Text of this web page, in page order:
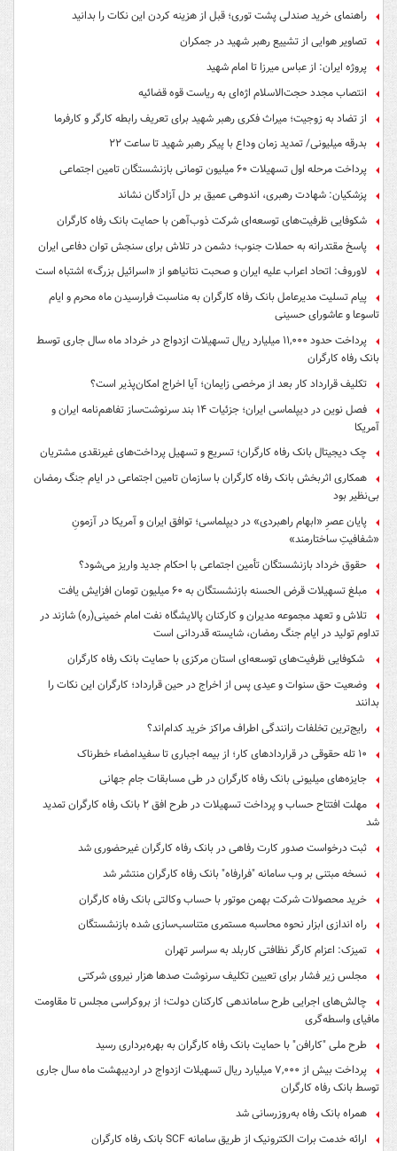
راهنمای خرید صندلی پشت توری؛ قبل از هزینه کردن این نکات را بدانید
تصاویر هوایی از تشییع رهبر شهید در جمکران
پروژه ایران: از عباس میرزا تا امام شهید
انتصاب مجدد حجت‌الاسلام اژه‌ای به ریاست قوه‌ قضائیه
از تضاد به زوجیت؛ میراث فکری رهبر شهید برای تعریف رابطه کارگر و کارفرما
بدرقه میلیونی/ تمدید زمان وداع با پیکر رهبر شهید تا ساعت ۲۲
پرداخت مرحله اول تسهیلات ۶۰ میلیون تومانی بازنشستگان تامین اجتماعی
پزشکیان: شهادت رهبری، اندوهی عمیق بر دل آزادگان نشاند
شکوفایی ظرفیت‌های توسعه‌ای شرکت ذوب‌آهن با حمایت‌ بانک رفاه کارگران
پاسخ مقتدرانه به حملات جنوب؛ دشمن در تلاش برای سنجش توان دفاعی ایران
لاوروف: اتحاد اعراب علیه ایران و صحبت نتانیاهو از «اسرائیل بزرگ» اشتباه است
پیام تسلیت مدیرعامل بانک رفاه کارگران به مناسبت فرارسیدن ماه محرم و ایام
تاسوعا و عاشورای حسینی
پرداخت حدود ۱۱,۰۰۰ میلیارد ریال تسهیلات ازدواج در خرداد ماه سال جاری توسط
بانک رفاه کارگران
تکلیف قرارداد کار بعد از مرخصی زایمان؛ آیا اخراج امکان‌پذیر است؟
فصل نوین در دیپلماسی ایران؛ جزئیات ۱۴ بند سرنوشت‌ساز تفاهم‌نامه ایران و
آمریکا
چک دیجیتال بانک رفاه کارگران؛ تسریع و تسهیل پرداخت‌های غیرنقدی مشتریان
همکاری اثربخش بانک رفاه کارگران با سازمان تامین اجتماعی در ایام جنگ رمضان
بی‌نظیر بود
پایان عصرِ «ابهام راهبردی» در دیپلماسی؛ توافق ایران و آمریکا در آزمونِ
«شفافیتِ ساختارمند»
حقوق خرداد بازنشستگان تأمین اجتماعی با احکام جدید واریز می‌شود؟
مبلغ تسهیلات قرض الحسنه بازنشستگان به ۶۰ میلیون تومان افزایش یافت
تلاش و تعهد مجموعه مدیران و کارکنان پالایشگاه نفت امام خمینی(ره) شازند در
تداوم تولید در ایام جنگ رمضان، شایسته قدردانی است
شکوفایی ظرفیت‌های توسعه‌ای استان مرکزی با حمایت بانک رفاه کارگران
وضعیت حق سنوات و عیدی پس از اخراج در حین قرارداد؛ کارگران این نکات را
بدانند
رایج‌ترین تخلفات رانندگی اطراف مراکز خرید کدام‌اند؟
۱۰ تله حقوقی در قراردادهای کار؛ از بیمه اجباری تا سفیدامضاء خطرناک
جایزه‌های میلیونی بانک رفاه کارگران در طی مسابقات جام جهانی
مهلت افتتاح حساب و پرداخت تسهیلات در طرح افق ۲ بانک رفاه کارگران تمدید
شد
ثبت درخواست صدور کارت رفاهی در بانک رفاه کارگران غیرحضوری شد
نسخه مبتنی بر وب سامانه "فرارفاه" بانک رفاه کارگران منتشر شد
خرید محصولات شرکت بهمن موتور با حساب وکالتی بانک رفاه کارگران
راه اندازی ابزار نحوه محاسبه مستمری متناسب‌سازی شده بازنشستگان
تمیزک: اعزام کارگر نظافتی کاربلد به سراسر تهران
مجلس زیر فشار برای تعیین تکلیف سرنوشت صدها هزار نیروی شرکتی
چالش‌های اجرایی طرح ساماندهی کارکنان دولت؛ از بروکراسی مجلس تا مقاومت
مافیای واسطه‌گری
طرح ملی "کارافن" با حمایت بانک رفاه کارگران به بهره‌برداری رسید
پرداخت بیش از ۷,۰۰۰ میلیارد ریال تسهیلات ازدواج در اردیبهشت ماه سال جاری
توسط بانک رفاه کارگران
همراه بانک رفاه به‌روزرسانی شد
ارائه خدمت برات الکترونیک از طریق سامانه SCF بانک رفاه کارگران